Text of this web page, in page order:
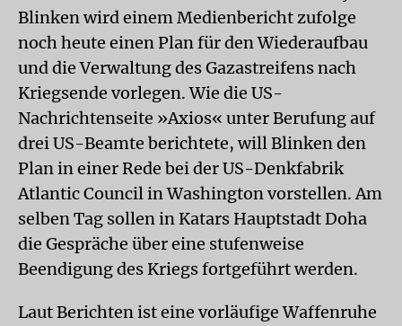
Blinken wird einem Medienbericht zufolge
noch heute einen Plan für den Wiederaufbau
und die Verwaltung des Gazastreifens nach
Kriegsende vorlegen. Wie die US-
Nachrichtenseite »Axios« unter Berufung auf
drei US-Beamte berichtete, will Blinken den
Plan in einer Rede bei der US-Denkfabrik
Atlantic Council in Washington vorstellen. Am
selben Tag sollen in Katars Hauptstadt Doha
die Gespräche über eine stufenweise
Beendigung des Kriegs fortgeführt werden.
Laut Berichten ist eine vorläufige Waffenruhe